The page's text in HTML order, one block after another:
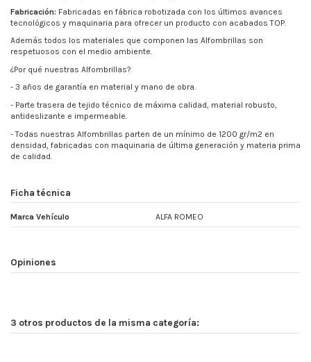
Fabricación: Fabricadas en fábrica robotizada con los últimos avances
tecnológicos y maquinaria para ofrecer un producto con acabados TOP.
Además todos los materiales que componen las Alfombrillas son
respetuosos con el medio ambiente.
¿Por qué nuestras Alfombrillas?
- 3 años de garantía en material y mano de obra.
- Parte trasera de tejido técnico de máxima calidad, material robusto,
antideslizante e impermeable.
- Todas nuestras Alfombrillas parten de un mínimo de 1200 gr/m2 en
densidad, fabricadas con maquinaria de última generación y materia prima
de calidad.
Ficha técnica
Marca Vehículo ALFA ROMEO
Opiniones
3 otros productos de la misma categoría: